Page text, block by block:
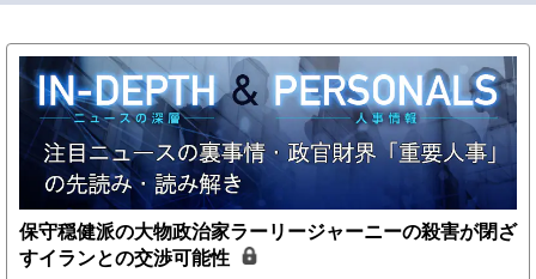
保守穏健派の大物政治家ラーリージャーニーの殺害が閉ざ
すイランとの交渉可能性